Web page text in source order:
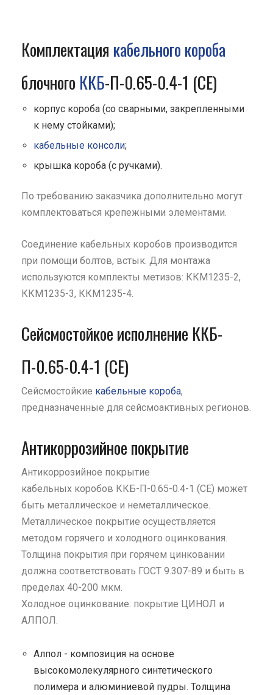
Комплектация кабельного короба
блочного ККБ-П-0.65-0.4-1 (СЕ)
корпус короба (со сварными, закрепленными
к нему стойками);
кабельные консоли;
крышка короба (с ручками).
По требованию заказчика дополнительно могут
комплектоваться крепежными элементами.
Соединение кабельных коробов производится
при помощи болтов, встык. Для монтажа
используются комплекты метизов: ККМ1235-2,
ККМ1235-3, ККМ1235-4.
Сейсмостойкое исполнение ККБ-
П-0.65-0.4-1 (СЕ)
Сейсмостойкие кабельные короба,
предназначенные для сейсмоактивных регионов.
Антикоррозийное покрытие
Антикоррозийное покрытие
кабельных коробов ККБ-П-0.65-0.4-1 (СЕ) может
быть металлическое и неметаллическое.
Металлическое покрытие осуществляется
методом горячего и холодного оцинкования.
Толщина покрытия при горячем цинковании
должна соответствовать ГОСТ 9.307-89 и быть в
пределах 40-200 мкм.
Холодное оцинкование: покрытие ЦИНОЛ и
АЛПОЛ.
Алпол - композиция на основе
высокомолекулярного синтетического
полимера и алюминиевой пудры. Толщина